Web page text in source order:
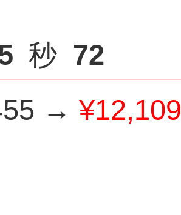
秒 09
→¥12,109